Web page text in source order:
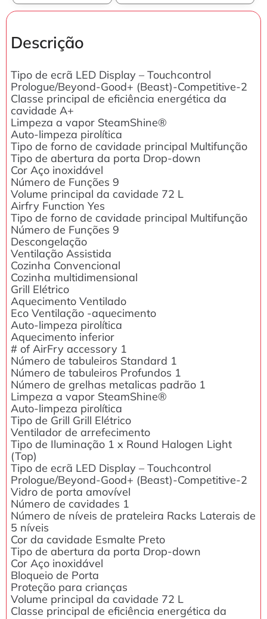
Descrição
Tipo de ecrã LED Display – Touchcontrol
Prologue/Beyond-Good+ (Beast)-Competitive-2
Classe principal de eficiência energética da
cavidade A+
Limpeza a vapor SteamShine®
Auto-limpeza pirolítica
Tipo de forno de cavidade principal Multifunção
Tipo de abertura da porta Drop-down
Cor Aço inoxidável
Número de Funções 9
Volume principal da cavidade 72 L
Airfry Function Yes
Tipo de forno de cavidade principal Multifunção
Número de Funções 9
Descongelação
Ventilação Assistida
Cozinha Convencional
Cozinha multidimensional
Grill Elétrico
Aquecimento Ventilado
Eco Ventilação -aquecimento
Auto-limpeza pirolítica
Aquecimento inferior
# of AirFry accessory 1
Número de tabuleiros Standard 1
Número de tabuleiros Profundos 1
Número de grelhas metalicas padrão 1
Limpeza a vapor SteamShine®
Auto-limpeza pirolítica
Tipo de Grill Grill Elétrico
Ventilador de arrefecimento
Tipo de Iluminação 1 x Round Halogen Light
(Top)
Tipo de ecrã LED Display – Touchcontrol
Prologue/Beyond-Good+ (Beast)-Competitive-2
Vidro de porta amovível
Número de cavidades 1
Número de níveis de prateleira Racks Laterais de
5 níveis
Cor da cavidade Esmalte Preto
Tipo de abertura da porta Drop-down
Cor Aço inoxidável
Bloqueio de Porta
Proteção para crianças
Volume principal da cavidade 72 L
Classe principal de eficiência energética da